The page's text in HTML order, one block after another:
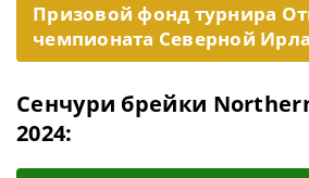
Призовой фонд турнира
чемпионата Северной
Сенчури брейки
2024: